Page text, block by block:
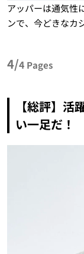
アッパーは通気性
ンで、今どきなカ
4/4 Pages
【総評】
い一足だ！